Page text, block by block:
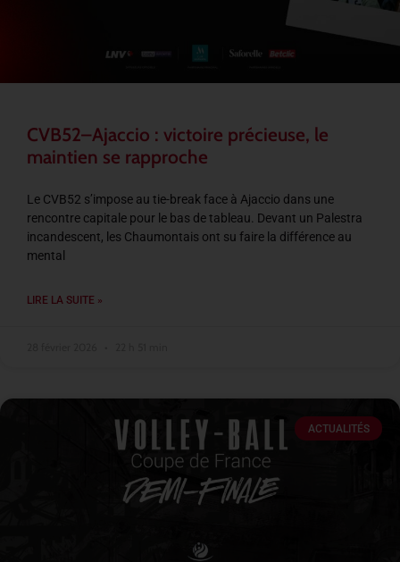
CVB52–Ajaccio : victoire précieuse, le
maintien se rapproche
Le CVB52 s’impose au tie-break face à Ajaccio dans une
rencontre capitale pour le bas de tableau. Devant un Palestra
incandescent, les Chaumontais ont su faire la différence au
mental
LIRE LA SUITE »
ACTUALITÉS